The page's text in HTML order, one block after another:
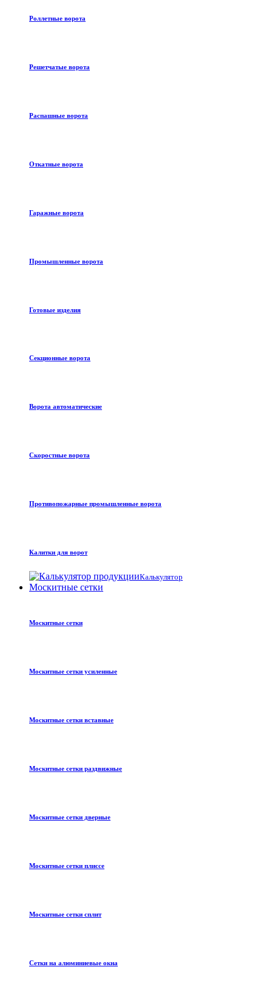
Роллетные ворота
Решетчатые ворота
Распашные ворота
Откатные ворота
Гаражные ворота
Промышленные ворота
Готовые изделия
Секционные ворота
Ворота автоматические
Скоростные ворота
Противопожарные промышленные ворота
Калитки для ворот
Калькулятор
Москитные сетки
Москитные сетки
Москитные сетки усиленные
Москитные сетки вставные
Москитные сетки раздвижные
Москитные сетки дверные
Москитные сетки плиссе
Москитные сетки сплит
Сетки на алюминиевые окна